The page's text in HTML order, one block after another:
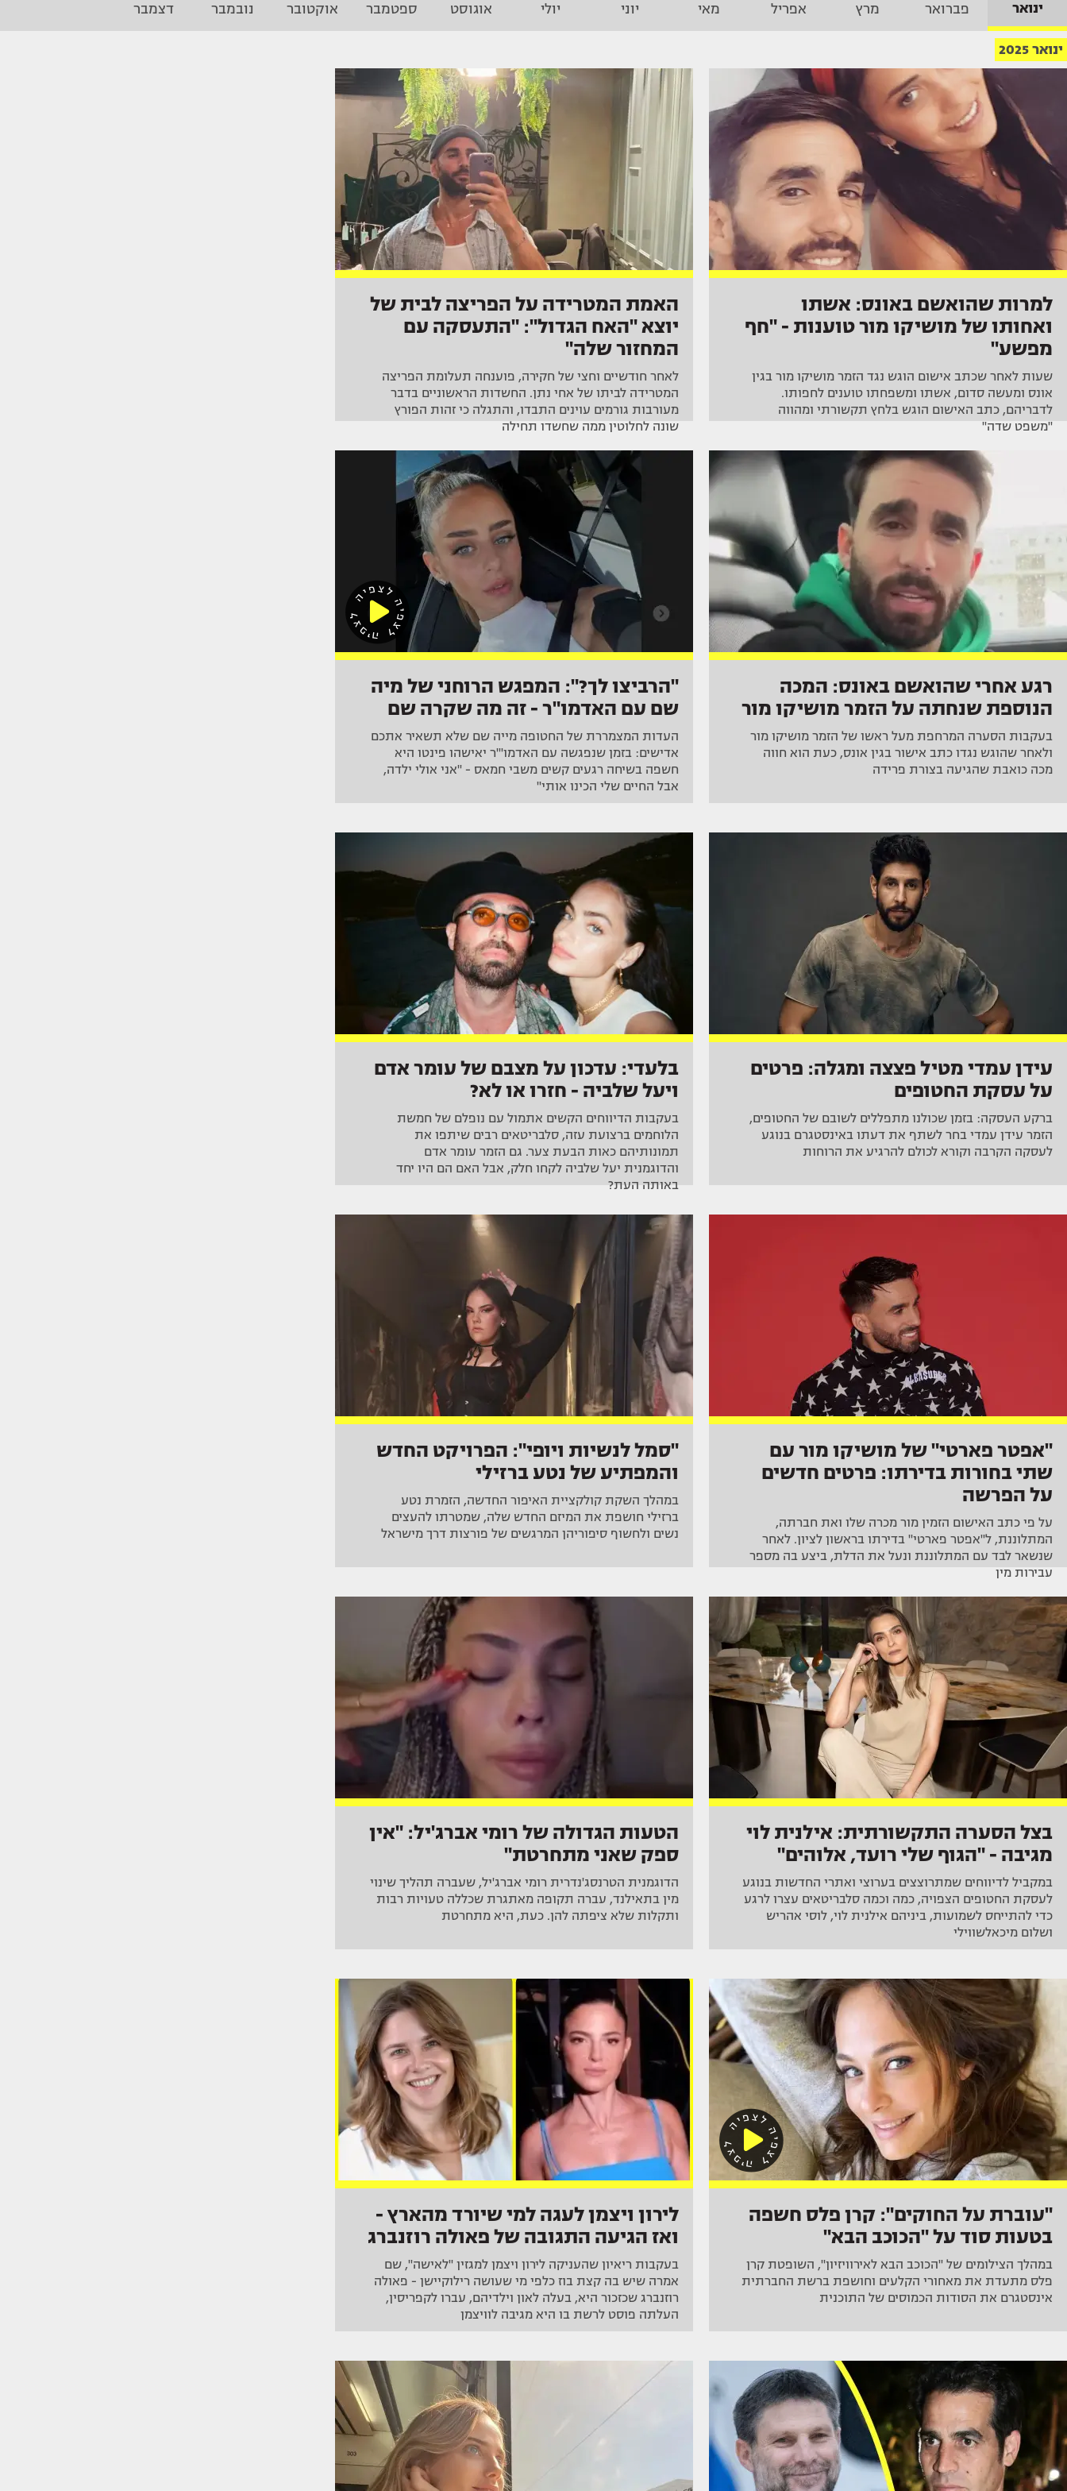
ינואר פברואר מרץ אפריל מאי יוני יולי אוגוסט ספטמבר אוקטובר נובמבר דצמבר
ינואר 2025
למרות שהואשם באונס: אשתו
ואחותו של מושיקו מור טוענות - "חף
מפשע"
שעות לאחר שכתב אישום הוגש נגד הזמר מושיקו מור בגין
אונס ומעשה סדום, אשתו ומשפחתו טוענים לחפותו.
לדבריהם, כתב האישום הוגש בלחץ תקשורתי ומהווה
"משפט שדה"
האמת המטרידה על הפריצה לבית של
יוצא "האח הגדול": "התעסקה עם
המחזור שלה"
לאחר חודשיים וחצי של חקירה, פוענחה תעלומת הפריצה
המטרידה לביתו של אחי נתן. החשדות הראשוניים בדבר
מעורבות גורמים עוינים התבדו, והתגלה כי זהות הפורץ
שונה לחלוטין ממה שחשדו תחילה
רגע אחרי שהואשם באונס: המכה
הנוספת שנחתה על הזמר מושיקו מור
בעקבות הסערה המרחפת מעל ראשו של הזמר מושיקו מור
ולאחר שהוגש נגדו כתב אישור בגין אונס, כעת הוא חווה
מכה כואבת שהגיעה בצורת פרידה
"הרביצו לך?": המפגש הרוחני של מיה
שם עם האדמו"ר - זה מה שקרה שם
העדות המצמררת של החטופה מייה שם שלא תשאיר אתכם
אדישים: בזמן שנפגשה עם האדמו"'ר יאישהו פינטו היא
חשפה בשיחה רגעים קשים משבי חמאס - "אני אולי ילדה,
אבל החיים שלי הכינו אותי"
עידן עמדי מטיל פצצה ומגלה: פרטים
על עסקת החטופים
ברקע העסקה: בזמן שכולנו מתפללים לשובם של החטופים,
הזמר עידן עמדי בחר לשתף את דעתו באינסטגרם בנוגע
לעסקה הקרבה וקורא לכולם להרגיע את הרוחות
בלעדי: עדכון על מצבם של עומר אדם
ויעל שלביה - חזרו או לא?
בעקבות הדיווחים הקשים אתמול עם נופלם של חמשת
הלוחמים ברצועת עזה, סלבריטאים רבים שיתפו את
תמונותיהם כאות הבעת צער. גם הזמר עומר אדם
והדוגמנית יעל שלביה לקחו חלק, אבל האם הם היו יחד
באותה העת?
"אפטר פארטי" של מושיקו מור עם
שתי בחורות בדירתו: פרטים חדשים
על הפרשה
על פי כתב האישום הזמין מור מכרה שלו ואת חברתה,
המתלוננת, ל"אפטר פארטי" בדירתו בראשון לציון. לאחר
שנשאר לבד עם המתלוננת ונעל את הדלת, ביצע בה מספר
עבירות מין
"סמל לנשיות ויופי": הפרויקט החדש
והמפתיע של נטע ברזילי
במהלך השקת קולקציית האיפור החדשה, הזמרת נטע
ברזילי חושפת את המיזם החדש שלה, שמטרתו להעצים
נשים ולחשוף סיפוריהן המרגשים של פורצות דרך מישראל
בצל הסערה התקשורתית: אילנית לוי
מגיבה - "הגוף שלי רועד, אלוהים"
במקביל לדיווחים שמתרוצצים בערוצי ואתרי החדשות בנוגע
לעסקת החטופים הצפויה, כמה וכמה סלבריטאים עצרו לרגע
כדי להתייחס לשמועות, ביניהם אילנית לוי, לוסי אהריש
ושלום מיכאלשווילי
הטעות הגדולה של רומי אברג'יל: "אין
ספק שאני מתחרטת"
הדוגמנית הטרנסג'נדרית רומי אברג'יל, שעברה תהליך שינוי
מין בתאילנד, עברה תקופה מאתגרת שכללה טעויות רבות
ותקלות שלא ציפתה להן. כעת, היא מתחרטת
"עוברת על החוקים": קרן פלס חשפה
בטעות סוד על "הכוכב הבא"
במהלך הצילומים של "הכוכב הבא לאירוויזיון", השופטת קרן
פלס מתעדת את מאחורי הקלעים וחושפת ברשת החברתית
אינסטגרם את הסודות הכמוסים של התוכנית
לירון ויצמן לעגה למי שיורד מהארץ -
ואז הגיעה התגובה של פאולה רוזנברג
בעקבות ריאיון שהעניקה לירון ויצמן למגזין "לאישה", שם
אמרה שיש בה קצת בוז כלפי מי שעושה רילוקיישן - פאולה
רוזנברג שכזכור היא, בעלה לאון וילדיהם, עברו לקפריסין,
העלתה פוסט לרשת בו היא מגיבה לוויצמן